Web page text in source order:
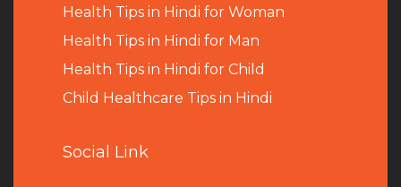
Health Tips in Hindi for Woman
Health Tips in Hindi for Man
Health Tips in Hindi for Child
Child Healthcare Tips in Hindi
Social Link